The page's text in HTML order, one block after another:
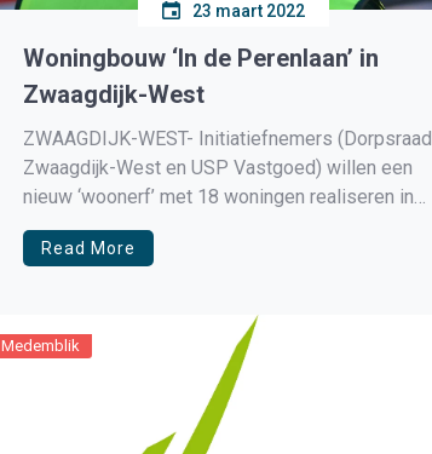
23 maart 2022
Woningbouw ‘In de Perenlaan’ in
Zwaagdijk-West
ZWAAGDIJK-WEST- Initiatiefnemers (Dorpsraad
Zwaagdijk-West en USP Vastgoed) willen een
nieuw ‘woonerf’ met 18 woningen realiseren in
een deel van de boomgaard naast Zwaagdijk 354.
Het plan is ontstaan in samenwerking met de
2021 heeft de gemeenteraad van Medemblik in
een amendement besloten dat de […]
Read More
Medemblik